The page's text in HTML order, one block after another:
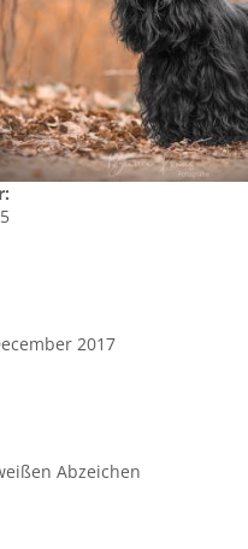
2017
Abzeichen